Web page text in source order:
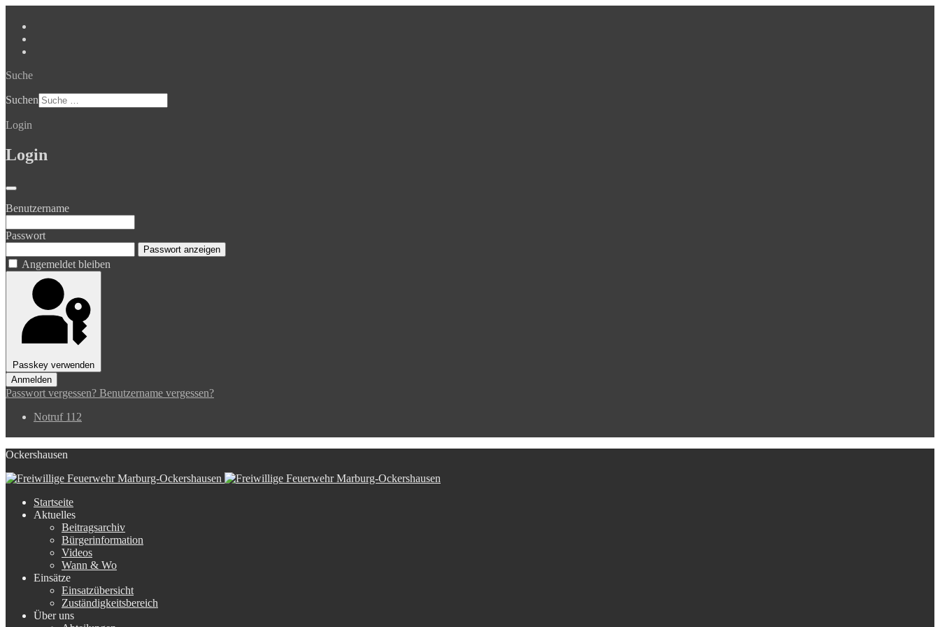
Suche
Suchen
Login
Login
Benutzername
Passwort
Passwort anzeigen
Angemeldet bleiben
Passkey verwenden
Anmelden
Passwort vergessen? Benutzername vergessen?
Notruf 112
Ockershausen
Startseite
Aktuelles
Beitragsarchiv
Bürgerinformation
Videos
Wann & Wo
Einsätze
Einsatzübersicht
Zuständigkeitsbereich
Über uns